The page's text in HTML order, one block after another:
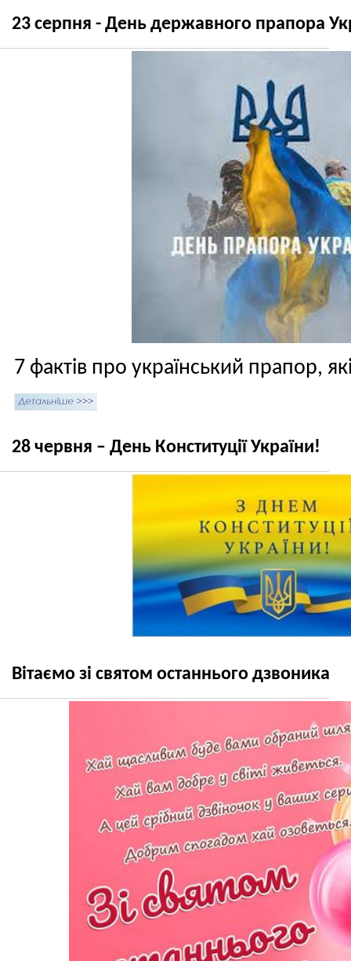
23 серпня - День державного прапора
7 фактів про український прапор,
28 червня – День Конституції України!
Вітаємо зі святом останнього дзвоника